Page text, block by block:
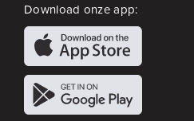
Download onze app: